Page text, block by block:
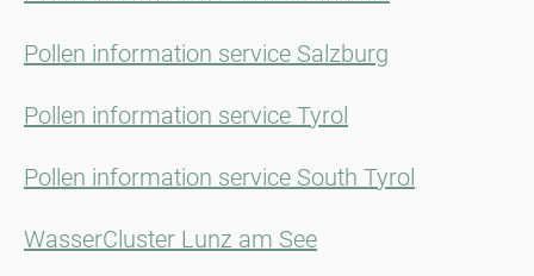
Pollen information service Salzburg
Pollen information service Tyrol
Pollen information service South Tyrol
WasserCluster Lunz am See